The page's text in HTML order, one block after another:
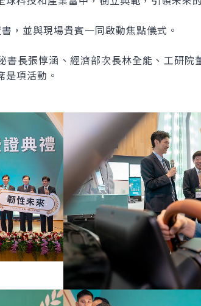
，並與現場貴賓一同啟動焦點儀式。
長張惇涵、經濟部次長林全能、工研院
項活動。